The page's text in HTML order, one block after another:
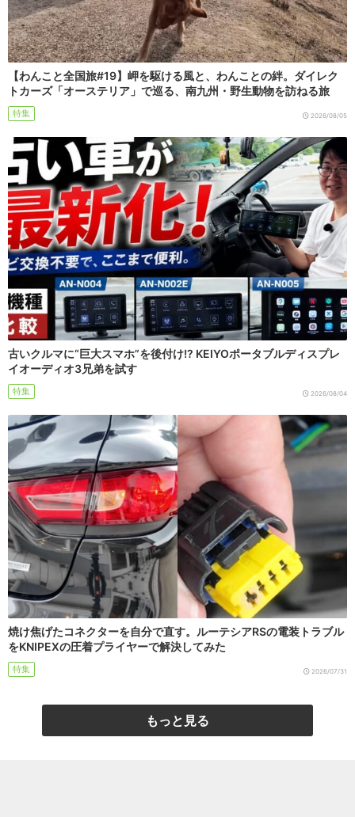
【わんこと全国旅#19】岬を駆ける風と、わんことの絆。ダイレク
トカーズ「オーステリア」で巡る、南九州・野生動物を訪ねる旅
特集 2026/08/05
古いクルマに“巨大スマホ”を後付け!? KEIYOポータブルディスプレ
イオーディオ3兄弟を試す
特集 2026/08/04
焼け焦げたコネクターを自分で直す。ルーテシアRSの電装トラブル
をKNIPEXの圧着プライヤーで解決してみた
特集 2026/07/31
もっと見る